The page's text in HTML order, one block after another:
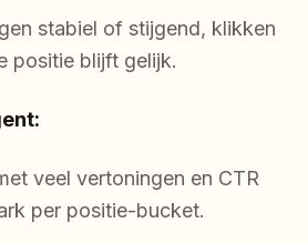
stabiel of stijgend, klikken
positie blijft gelijk.
veel vertoningen en CTR
per positie-bucket.